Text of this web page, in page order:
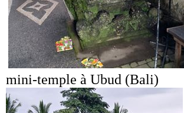
mini-temple à Ubud (Bali)